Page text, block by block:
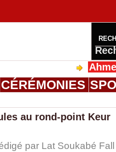
Ahmed
CÉRÉMONIES
au rond-point Keur
par Lat Soukabé Fall